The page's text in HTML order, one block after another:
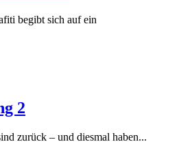
begibt sich auf ein
2
zurück – und diesmal haben...